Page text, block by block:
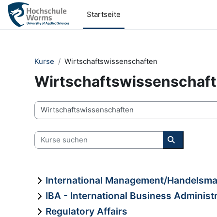
Zum Hauptinhalt
Startseite
Kurse Wirtschaftswissenschaften
Kursbereiche
Kurse suchen
Kurse suchen
International Management/
IBA - International Business
Regulatory Affairs